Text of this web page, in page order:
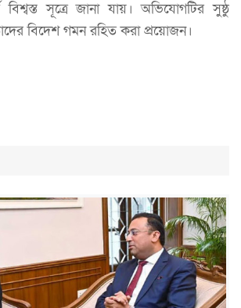
সূত্রে জানা যায়। অভিযোগটির সুষ্ঠু
বিদেশ গমন রহিত করা প্রয়োজন।